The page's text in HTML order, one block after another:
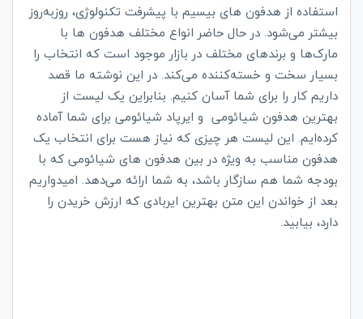
استفاده از هدفون های بیسیم با پیشرفت تکنولوژی، روزبه‌روز
بیشتر می‌شود. در حال حاضر انواع مختلف هدفون‌ ها با
مارک‌ها و برندهای مختلف در بازار موجود است که انتخاب را
بسیار سخت و خسته‌کننده می‌کند. در این نوشته ما قصد
داریم کار را برای شما آسان کنیم. بنابراین یک لیست از
بهترین هدفون‌ شیائومی و ایرپاد شیائومی برای شما آماده
کرده‌ایم. این لیست هر چیزی که نیاز هست برای انتخاب یک
هدفون مناسب به‌ ویژه در بین هدفون های شیائومی که با
بودجه شما هم سازگار باشد، به شما ارائه می‌دهد. امیدواریم
بعد از خواندن این متن بهترین ایربادی که ارزش خریدن را
دارد، بیابید.